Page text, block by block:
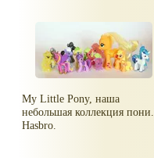
My Little Pony, наша
небольшая коллекция пони.
Hasbro.